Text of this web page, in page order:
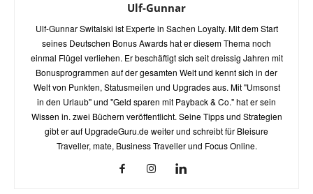
Ulf-Gunnar
Ulf-Gunnar Switalski ist Experte in Sachen Loyalty. Mit dem Start
seines Deutschen Bonus Awards hat er diesem Thema noch
einmal Flügel verliehen. Er beschäftigt sich seit dreissig Jahren mit
Bonusprogrammen auf der gesamten Welt und kennt sich in der
Welt von Punkten, Statusmeilen und Upgrades aus. Mit "Umsonst
in den Urlaub" und "Geld sparen mit Payback & Co." hat er sein
Wissen in. zwei Büchern veröffentlicht. Seine Tipps und Strategien
gibt er auf UpgradeGuru.de weiter und schreibt für Bleisure
Traveller, mate, Business Traveller und Focus Online.